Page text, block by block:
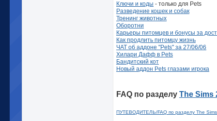
Ключи и коды - только для Pets
Разведение кошек и собак
Тренинг животных
Оборотни
Карьеры питомцев и бонусы за
Как продлить питомцу жизнь
ЧАТ об аддоне "Pets" за 27/06/06
Хилари Дафф в Pets
Бандитский кот
Новый аддон Pets глазами игрока
FAQ по разделу The Sims
ПУТЕВОДИТЕЛЬ/FAQ по разделу The